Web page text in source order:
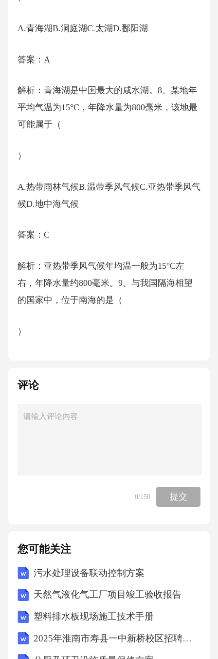
A.青海湖B.洞庭湖C.太湖D.鄱阳湖
答案：A
解析：青海湖是中国最大的咸水湖。8、某地年
平均气温为15°C，年降水量为800毫米，该地最
可能属于（
）
A.热带雨林气候B.温带季风气候C.亚热带季风气
候D.地中海气候
答案：C
解析：亚热带季风气候年均温一般为15°C左
右，年降水量约800毫米。9、与我国隔海相望
的国家中，位于南海的是（
）
答案：D
答案：D
源头地区。11、人的生殖细胞是（
）
评论
0/150 提交
您可能关注
污水处理设备联动控制方案
天然气液化气工厂项目竣工验收报告
塑料排水板现场施工技术手册
2025年淮南市寿县一中新桥校区招聘教师笔试真题